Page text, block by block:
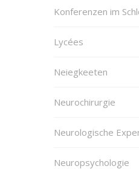
Konferenzen im
Lycées
Neiegkeeten
Neurochirurgie
Neurologische
Neuropsychologie